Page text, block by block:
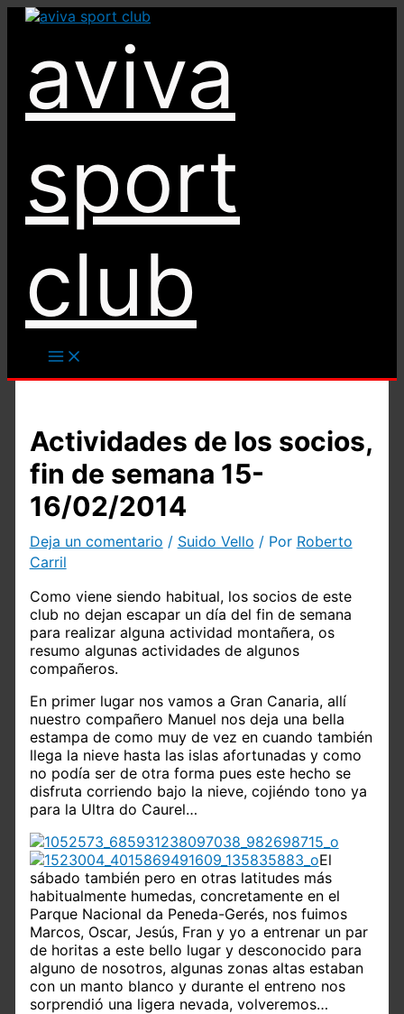
aviva
sport
club
Actividades de los socios,
fin de semana 15-
16/02/2014
Deja un comentario / Suido Vello / Por Roberto
Carril
Como viene siendo habitual, los socios de este
club no dejan escapar un día del fin de semana
para realizar alguna actividad montañera, os
resumo algunas actividades de algunos
compañeros.
En primer lugar nos vamos a Gran Canaria, allí
nuestro compañero Manuel nos deja una bella
estampa de como muy de vez en cuando también
llega la nieve hasta las islas afortunadas y como
no podía ser de otra forma pues este hecho se
disfruta corriendo bajo la nieve, cojiéndo tono ya
para la Ultra do Caurel…
El
sábado también pero en otras latitudes más
habitualmente humedas, concretamente en el
Parque Nacional da Peneda-Gerés, nos fuimos
Marcos, Oscar, Jesús, Fran y yo a entrenar un par
de horitas a este bello lugar y desconocido para
alguno de nosotros, algunas zonas altas estaban
con un manto blanco y durante el entreno nos
sorprendió una ligera nevada, volveremos…